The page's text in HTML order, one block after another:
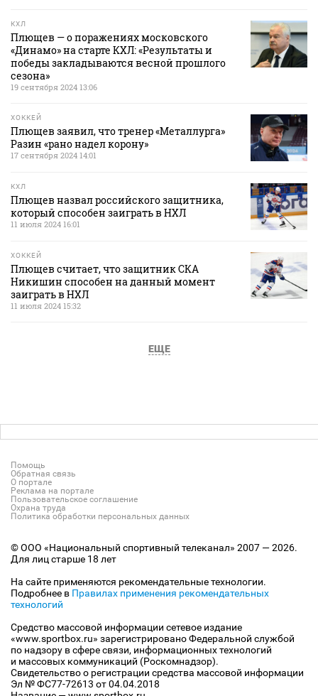
КХЛ
Плющев — о поражениях московского
«Динамо» на старте КХЛ: «Результаты и
победы закладываются весной прошлого
сезона»
19 сентября 2024 13:06
ХОККЕЙ
Плющев заявил, что тренер «Металлурга»
Разин «рано надел корону»
17 сентября 2024 14:01
КХЛ
Плющев назвал российского защитника,
который способен заиграть в НХЛ
11 июля 2024 16:01
ХОККЕЙ
Плющев считает, что защитник СКА
Никишин способен на данный момент
заиграть в НХЛ
11 июля 2024 15:32
ЕЩЕ
Помощь
Обратная связь
О портале
Реклама на портале
Пользовательское соглашение
Охрана труда
Политика обработки персональных данных
© ООО «Национальный спортивный телеканал» 2007 — 2026.
Для лиц старше 18 лет
На сайте применяются рекомендательные технологии.
Подробнее в Правилах применения рекомендательных
технологий
Средство массовой информации сетевое издание
«www.sportbox.ru» зарегистрировано Федеральной службой
по надзору в сфере связи, информационных технологий
и массовых коммуникаций (Роскомнадзор).
Свидетельство о регистрации средства массовой информации
Эл № ФС77-72613 от 04.04.2018